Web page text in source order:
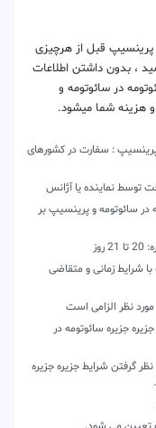
پرینسیپ قبل از هرچیزی
، بدون داشتن اطلاعات
در سائوتومه و
هزینه شما میشود.
پرینسیپ : سفارت در کشورهای
توسط نماینده یا آژانس
در سائوتومه و پرینسیپ بر
شرایط زمانی و متقاضی
مورد نظر الزامی است
جزیره سائوتومه در
گرفتن شرایط جزیره جزیره